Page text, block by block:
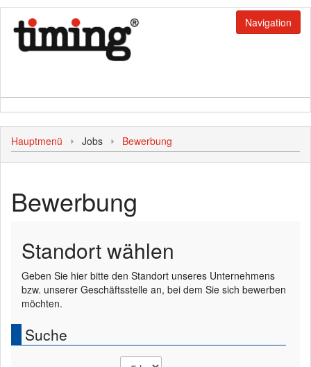
Navigation
Jobs
Initiativbewerbung
Bediener
Personal
Hauptmenü Jobs Bewerbung
Bewerbung
Standort wählen
Geben Sie hier bitte den Standort unseres Unternehmens
bzw. unserer Geschäftsstelle an, bei dem Sie sich bewerben
möchten.
Suche